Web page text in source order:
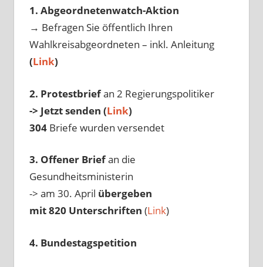
1. Abgeordnetenwatch-Aktion
→ Befragen Sie öffentlich Ihren
Wahlkreisabgeordneten – inkl. Anleitung
(Link)
2. Protestbriefan 2 Regierungspolitiker
-> Jetzt senden (Link)
304Briefe wurden versendet
3. Offener Briefan die
Gesundheitsministerin
-> am 30. April übergeben
mit 820 Unterschriften (Link)
4. Bundestagspetition